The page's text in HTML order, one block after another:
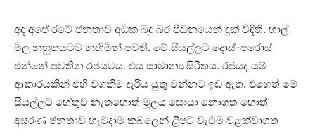
අද අපේ රටේ ජනතාව අධික බදු බර පීඩනයෙන් දුක් විඳිති. හාල්
මිල නහුතයටම නඟිමින් පවතී. මේ සියල්ලට දොස්-පරොස්
එන්නේ පවතින රජයටය. එය සාමාන්‍ය සිරිතය. රජයද යම්
ආකාරයකින් එහි වගකීම දැරිය යුතු වන්නට ඉඩ ඇත. එහෙත් මේ
සියල්ලට හේතුව නැතහොත් මූලය සොයා නොගත හොත්
අසරණ ජනතාව හැමදාම කබලෙන් ළිපට වැටීම වළක්වාගත